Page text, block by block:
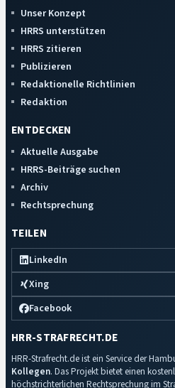
Unser Konzept
HRRS unterstützen
HRRS zitieren
Publizieren
Redaktionelle Richtlinien
Redaktion
ENTDECKEN
Aktuelle Ausgabe
HRRS-Beiträge suchen
Archiv
Rechtsprechung
TEILEN
LinkedIn
Xing
Facebook
HRR-STRAFRECHT.DE
HRR-Strafrecht.de ist ein Service der
Kollegen. Das Projekt bietet einen
höchstrichterlichen Rechtsprechung im